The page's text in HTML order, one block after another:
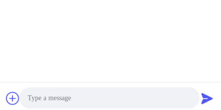
Copyright-© 2018-2026 Shenzhen Tunsing Plastic Products
Co., Ltd. . Alle Rechte vorbehalten.